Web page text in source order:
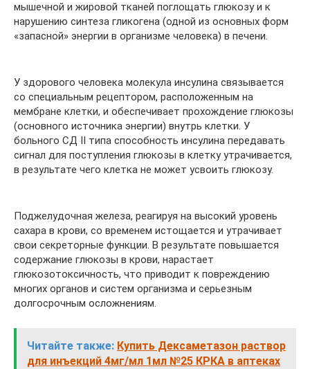
мышечной и жировой тканей поглощать глюкозу и к
нарушению синтеза гликогена (одной из основных форм
«запасной» энергии в организме человека) в печени.
У здорового человека молекула инсулина связывается
со специальным рецептором, расположенным на
мембране клетки, и обеспечивает прохождение глюкозы
(основного источника энергии) внутрь клетки. У
больного СД II типа способность инсулина передавать
сигнал для поступления глюкозы в клетку утрачивается,
в результате чего клетка не может усвоить глюкозу.
Поджелудочная железа, реагируя на высокий уровень
сахара в крови, со временем истощается и утрачивает
свои секреторные функции. В результате повышается
содержание глюкозы в крови, нарастает
глюкозотоксичность, что приводит к повреждению
многих органов и систем организма и серьезным
долгосрочным осложнениям.
Читайте также: Купить Дексаметазон раствор
для инъекций 4мг/мл 1мл №25 КРКА в аптеках